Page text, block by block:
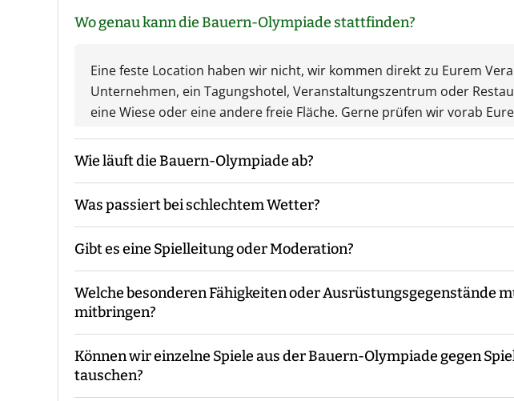
Wo genau kann die Bauern-Olympiade stattfinden?
Eine feste Location haben wir nicht, wir kommen direkt zu Eurem
Unternehmen, ein Tagungshotel, Veranstaltungszentrum oder
eine Wiese oder eine andere freie Fläche. Gerne prüfen wir vorab
Wie läuft die Bauern-Olympiade ab?
Der Guide kommt mit den Materialien zum vereinbarten Treffpunkt,
die Gruppeneinteilung. Danach erfolgt eine Einweisung in
Während des Events begleitet Euch der Guide die ganze Zeit bzw.
Ende macht der Guide eine Auswertung und eine Siegerehrung.
Was passiert bei schlechtem Wetter?
Das Event findet grundsätzlich bei jedem Wetter statt. Eine Ausnahme
Unwetterwarnung.
Gibt es eine Spielleitung oder Moderation?
Bei unserer Bauern-Olympiade sind - je nach Teilnehmerzahl - immer
Euch vor Ort.
Welche besonderen Fähigkeiten oder Ausrüstungsgegenstände
mitbringen?
Es sind keine speziellen Vorkenntnisse oder Ausrüstungsgegenstände
konzipiert, dass sie für alle Teilnehmer machbar und unterhaltsam
Können wir einzelne Spiele aus der Bauern-Olympiade gegen
tauschen?